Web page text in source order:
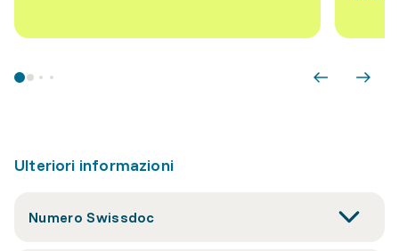
Ulteriori informazioni
Numero Swissdoc